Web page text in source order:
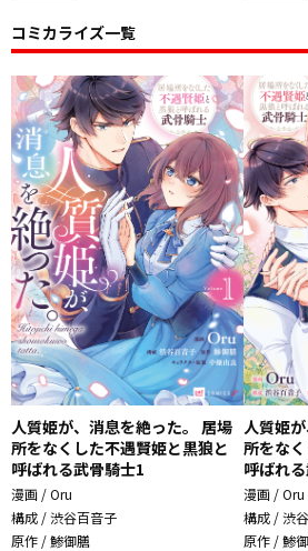
コミカライズ一覧
人質姫が、消息を絶った。 居場
所をなくした不遇賢姫と黒狼と
呼ばれる武骨騎士1
漫画 / Oru
構成 / 渋谷百音子
原作 / 鯵御膳
人質姫
所をな
呼ばれ
漫画 / Oru
構成 / 渋
原作 / 鯵